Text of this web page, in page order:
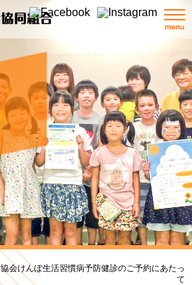
協会けんぽ生活習慣病予防健診のご予約にあたっ
て